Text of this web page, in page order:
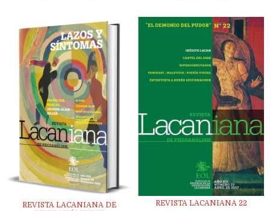
REVISTA LACANIANA DE
REVISTA LACANIANA 22